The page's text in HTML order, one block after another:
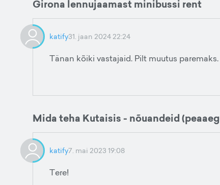
Girona lennujaamast minibussi rent
katify31. jaan 2024 22:24
Tänan kõiki vastajaid. Pilt muutus paremaks.
Mida teha Kutaisis - nõuandeid
katify7. mai 2023 19:08
Tere!